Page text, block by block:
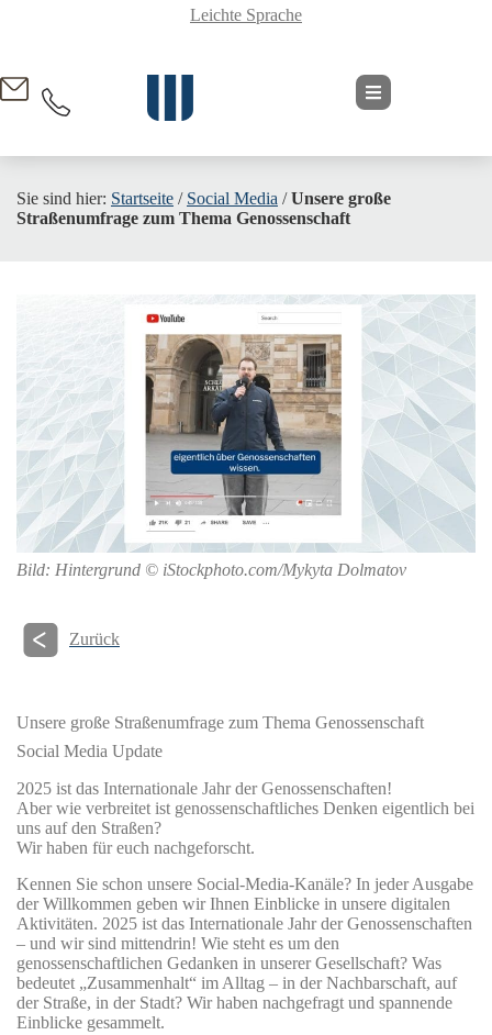
Leichte Sprache
Sie sind hier: Startseite / Social Media /Unsere große
Straßenumfrage zum Thema Genossenschaft
Bild: Hintergrund © iStockphoto.com/Mykyta Dolmatov
Zurück
Unsere große Straßenumfrage zum Thema Genossenschaft
Social Media Update
2025 ist das Internationale Jahr der Genossenschaften!
Aber wie verbreitet ist genossenschaftliches Denken eigentlich bei
uns auf den Straßen?
Wir haben für euch nachgeforscht.
Kennen Sie schon unsere Social-Media-Kanäle? In jeder Ausgabe
der Willkommen geben wir Ihnen Einblicke in unsere digitalen
Aktivitäten. 2025 ist das Internationale Jahr der Genossenschaften
– und wir sind mittendrin! Wie steht es um den
genossenschaftlichen Gedanken in unserer Gesellschaft? Was
bedeutet „Zusammenhalt“ im Alltag – in der Nachbarschaft, auf
der Straße, in der Stadt? Wir haben nachgefragt und spannende
Einblicke gesammelt.